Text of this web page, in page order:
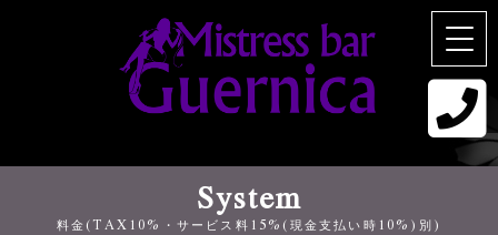
System
料金(TAX10%・サービス料15%(現金支払い時10%)別)